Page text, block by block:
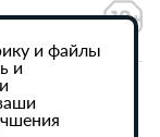
данных
и файлы
и